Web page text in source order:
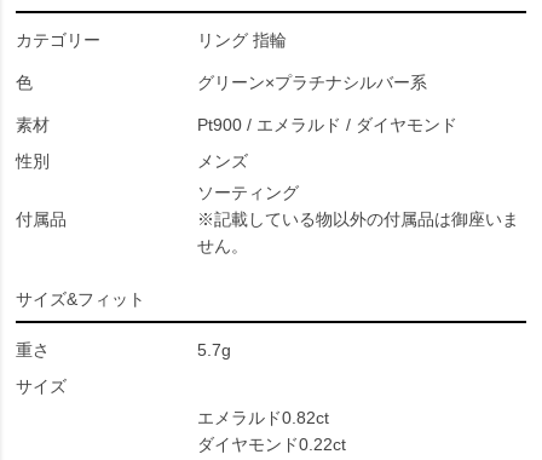
カテゴリー リング 指輪
色 グリーン×プラチナシルバー系
素材
Pt900 / エメラルド / ダイヤモンド
性別
メンズ
付属品
ソーティング
※記載している物以外の付属品は御座いま
せん。
サイズ&フィット
重さ
5.7g
サイズ
エメラルド0.82ct
ダイヤモンド0.22ct